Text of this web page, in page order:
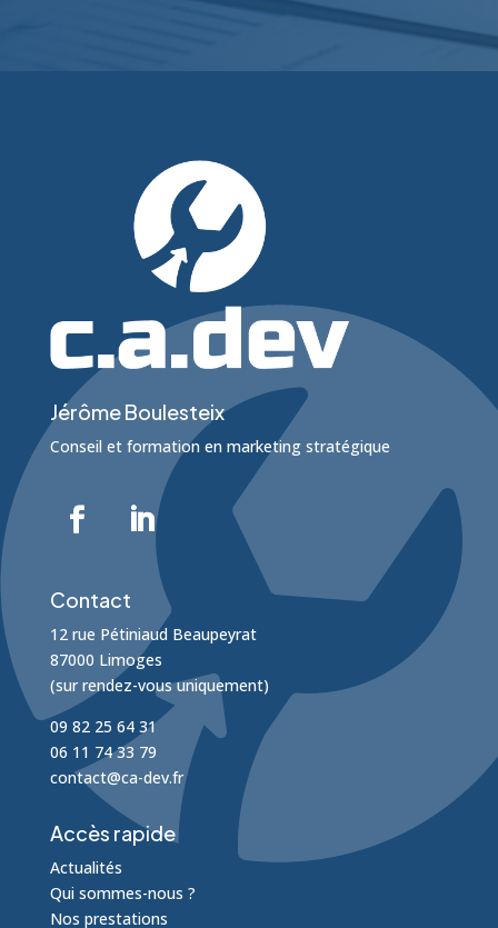
Jérôme Boulesteix
Conseil et formation en marketing stratégique
Contact
12 rue Pétiniaud Beaupeyrat
87000 Limoges
(sur rendez-vous uniquement)
09 82 25 64 31
06 11 74 33 79
contact@ca-dev.fr
Accès rapide
Actualités
Qui sommes-nous ?
Nos prestations